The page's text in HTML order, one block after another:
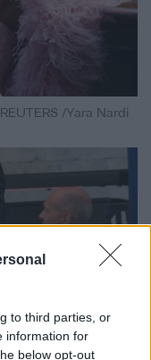
to third parties, or
information for
below opt-out
/Yara Nardi